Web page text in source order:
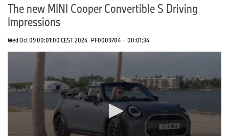
The new MINI Cooper Convertible S Driving
Impressions
Wed Oct 09 00:01:00 CEST 2024 PF0009784 · 00:01:34